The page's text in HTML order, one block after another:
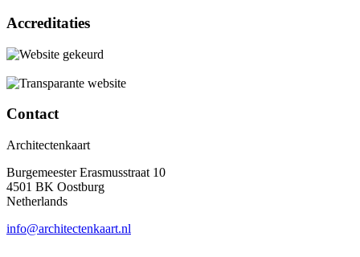
Accreditaties
Contact
Architectenkaart
Burgemeester Erasmusstraat 10
4501 BK Oostburg
Netherlands
info@architectenkaart.nl